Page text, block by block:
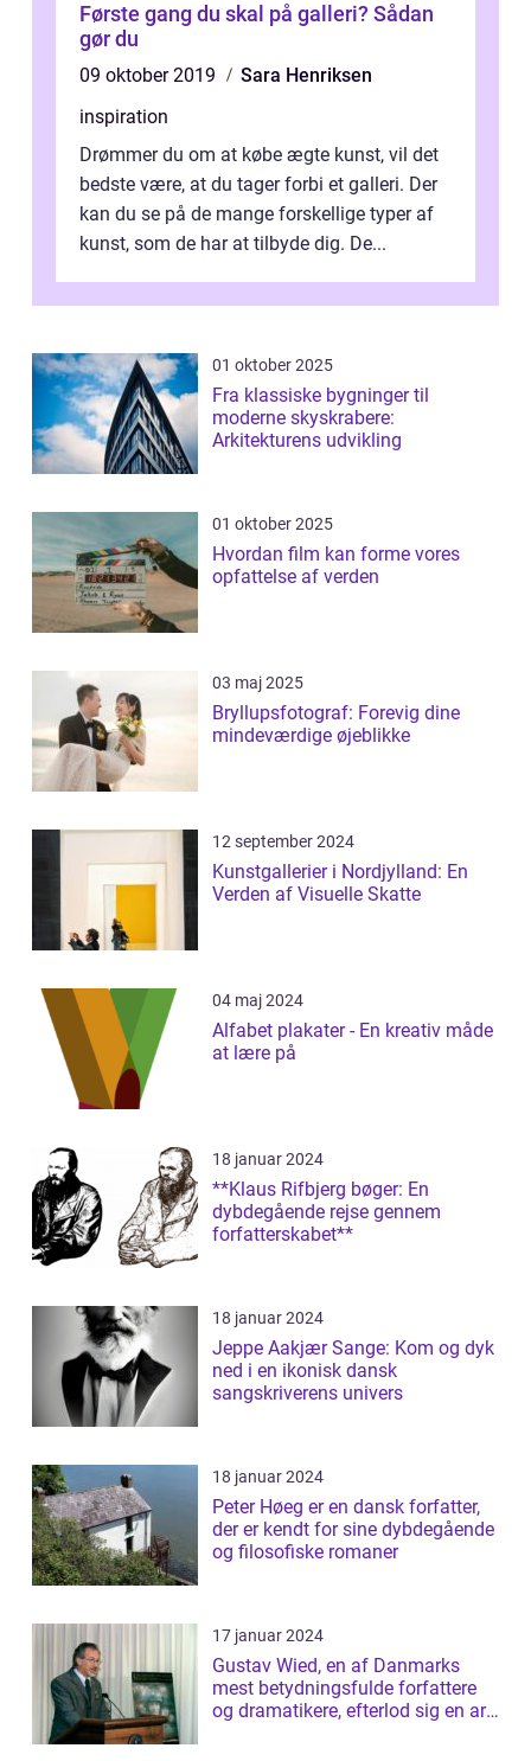
Første gang du skal på galleri? Sådan
gør du
09 oktober 2019
Sara Henriksen
inspiration
Drømmer du om at købe ægte kunst, vil det
bedste være, at du tager forbi et galleri. Der
kan du se på de mange forskellige typer af
kunst, som de har at tilbyde dig. De...
01 oktober 2025
Fra klassiske bygninger til
moderne skyskrabere:
Arkitekturens udvikling
01 oktober 2025
Hvordan film kan forme vores
opfattelse af verden
03 maj 2025
Bryllupsfotograf: Forevig dine
mindeværdige øjeblikke
12 september 2024
Kunstgallerier i Nordjylland: En
Verden af Visuelle Skatte
04 maj 2024
Alfabet plakater - En kreativ måde
at lære på
18 januar 2024
**Klaus Rifbjerg bøger: En
dybdegående rejse gennem
forfatterskabet**
18 januar 2024
Jeppe Aakjær Sange: Kom og dyk
ned i en ikonisk dansk
sangskriverens univers
18 januar 2024
Peter Høeg er en dansk forfatter,
der er kendt for sine dybdegående
og filosofiske romaner
17 januar 2024
Gustav Wied, en af Danmarks
mest betydningsfulde forfattere
og dramatikere, efterlod sig en arv